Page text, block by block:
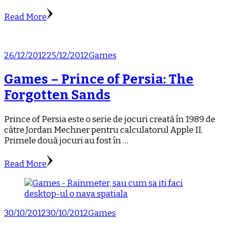
Read More
26/12/201225/12/2012Games
Games – Prince of Persia: The
Forgotten Sands
Prince of Persia este o serie de jocuri creată în 1989 de
către Jordan Mechner pentru calculatorul Apple II.
Primele două jocuri au fost în …
Read More
30/10/201230/10/2012Games